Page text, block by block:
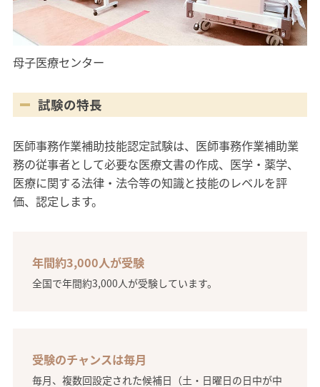
母子医療センター
試験の特長
医師事務作業補助技能認定試験は、医師事務作業補助業
務の従事者として必要な医療文書の作成、医学・薬学、
医療に関する法律・法令等の知識と技能のレベルを評
価、認定します。
年間約3,000人が受験
全国で年間約3,000人が受験しています。
受験のチャンスは毎月
毎月、複数回設定された候補日（土・日曜日の日中が中